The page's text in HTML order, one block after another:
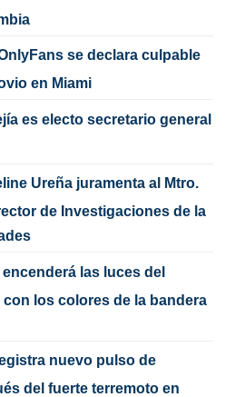
se declara culpable
en Miami
es electo secretario general
Ureña juramenta al Mtro.
de Investigaciones de la
las luces del
los colores de la bandera
nuevo pulso de
del fuerte terremoto en